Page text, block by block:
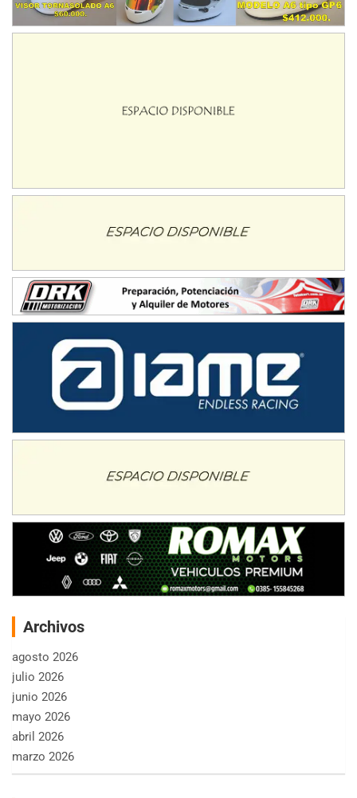
Archivos
agosto 2026
julio 2026
junio 2026
mayo 2026
abril 2026
marzo 2026